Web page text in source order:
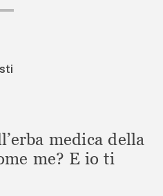
medica della
me? E io ti